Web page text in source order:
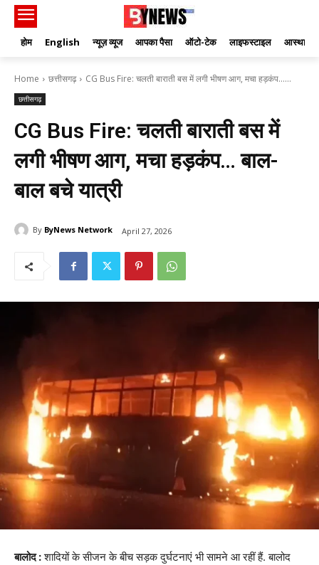
होम English न्यूज़ व्यूज आपका पैसा ऑटो-टेक लाइफस्टाइल आस्था
Home छत्तीसगढ़ CG Bus Fire: चलती बाराती बस में लगी भीषण आग, मचा हड़कंप…...
छत्तीसगढ़
CG Bus Fire: चलती बाराती बस में
लगी भीषण आग, मचा हड़कंप… बाल-
बाल बचे यात्री
By ByNews Network April 27, 2026
बालोद :शादियों के सीजन के बीच सड़क दुर्घटनाएं भी सामने आ रहीं हैं. बालोद